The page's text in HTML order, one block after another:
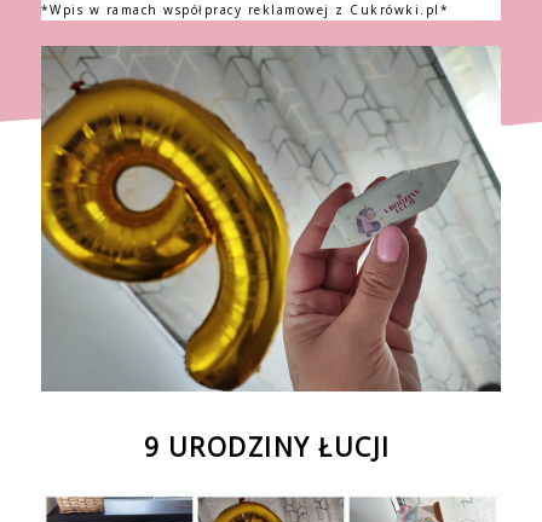
*Wpis w ramach współpracy reklamowej z Cukrówki.pl*
9 URODZINY ŁUCJI